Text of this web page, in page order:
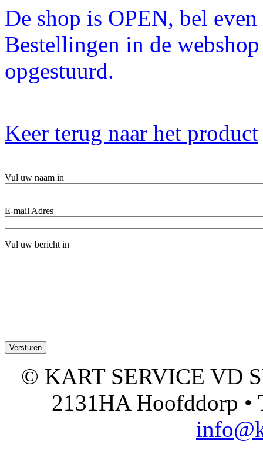
De shop is OPEN, bel
Bestellingen in de
opgestuurd.
Keer terug naar het product
Vul uw naam in
E-mail Adres
Vul uw bericht in
© KART SERVICE VD
2131HA Hoofddorp •